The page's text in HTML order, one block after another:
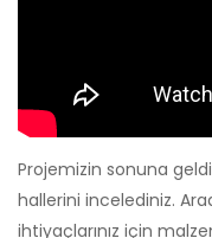
Projemizin sonuna
hallerini incelediniz.
ihtiyaçlarınız için